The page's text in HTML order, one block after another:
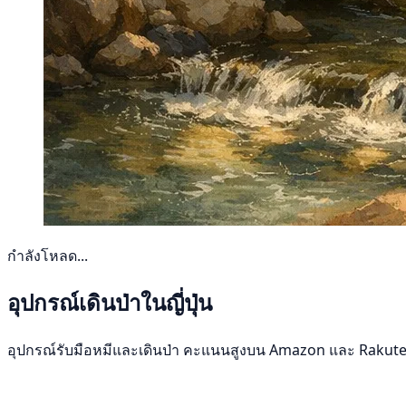
กำลังโหลด...
อุปกรณ์เดินป่าในญี่ปุ่น
อุปกรณ์รับมือหมีและเดินป่า คะแนนสูงบน Amazon และ